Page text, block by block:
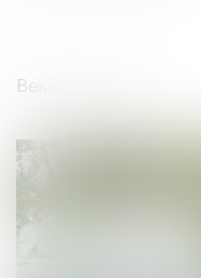
Bekijk vacature